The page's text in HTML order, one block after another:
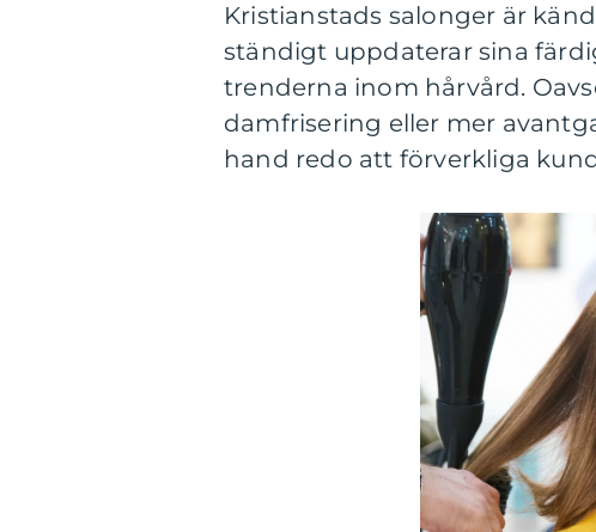
Kristianstads salonger är
ständigt uppdaterar sina
trenderna inom hårvård.
damfrisering eller mer
hand redo att förverkliga